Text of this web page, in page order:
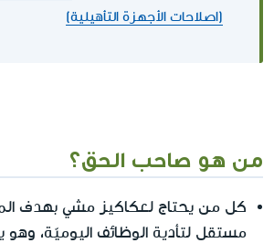
(اصلاحات الأجهزة التأهيلية)
من هو صاحب الحق؟
كل من يحتاج لعكاكيز مشي بهدف
مستقل لتأدية الوظائف اليوميّة، وهو